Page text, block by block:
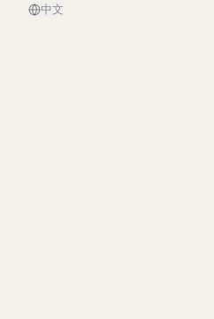
中文